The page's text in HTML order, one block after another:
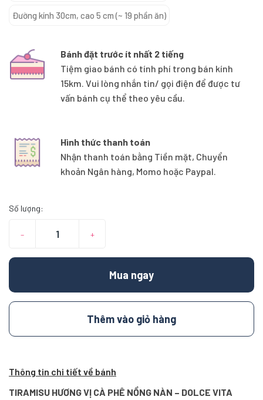
Đường kính 30cm, cao 5 cm (~ 19 phần ăn)
Bánh đặt trước ít nhất 2 tiếng
Tiệm giao bánh có tính phí trong bán kính
15km. Vui lòng nhắn tin/ gọi điện để được tư
vấn bánh cụ thể theo yêu cầu.
Hình thức thanh toán
Nhận thanh toán bằng Tiền mặt, Chuyển
khoản Ngân hàng, Momo hoặc Paypal.
Số lượng:
– +
Mua ngay
Thêm vào giỏ hàng
Thông tin chi tiết về bánh
TIRAMISU HƯƠNG VỊ CÀ PHÊ NỒNG NÀN – DOLCE VITA